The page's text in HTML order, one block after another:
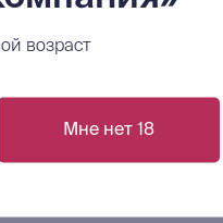
возраст
Мне нет 18